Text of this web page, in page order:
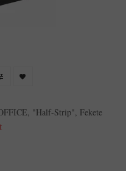
"Half-Strip", Fekete